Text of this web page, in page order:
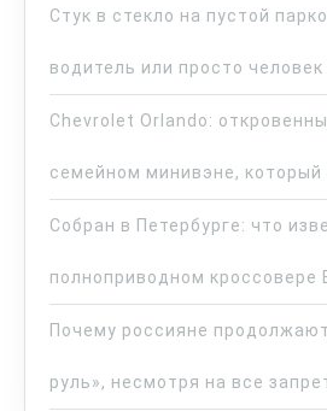
Стук в стекло на пустой
водитель или просто
Chevrolet Orlando:
семейном минивэне, который
Собран в Петербурге: что
полноприводном кроссовере
Почему россияне
руль», несмотря на все